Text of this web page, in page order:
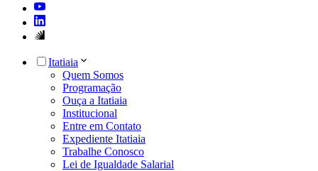
Itatiaia
Quem Somos
Programação
Ouça a Itatiaia
Institucional
Entre em Contato
Expediente Itatiaia
Trabalhe Conosco
Lei de Igualdade Salarial